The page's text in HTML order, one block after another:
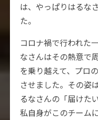
は、やっぱりはるな
た。
コロナ禍で行われた
なさんはその熱意で
を乗り越えて、プロ
させました。その姿
るなさんの「届けた
私自身がこのチーム